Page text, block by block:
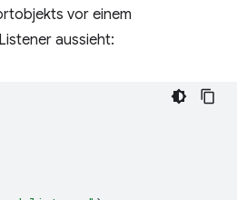
vor einem
aussieht: